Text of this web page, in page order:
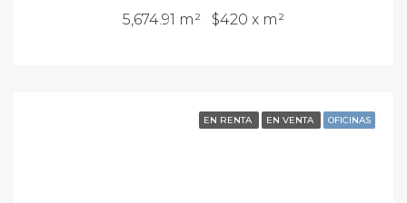
5,674.91 m² $420 x m²
EN RENTA EN VENTA OFICINAS